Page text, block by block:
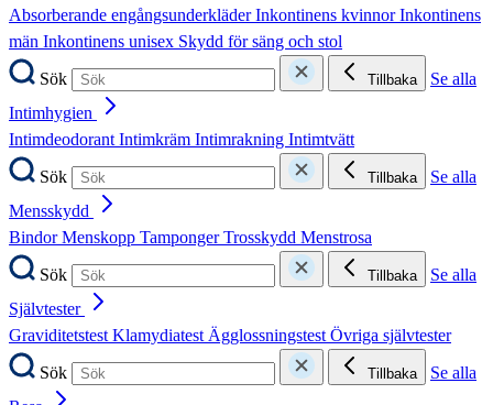
Absorberande engångsunderkläderInkontinens kvinnorInkontinens
män Inkontinens unisex Skydd för säng och stol
Sök
Tillbaka
Se alla
Intimhygien
IntimdeodorantIntimkräm Intimrakning Intimtvätt
Sök
Tillbaka
Se alla
Mensskydd
BindorMenskopp TampongerTrosskydd Menstrosa
Sök
Tillbaka
Se alla
Självtester
GraviditetstestKlamydiatestÄgglossningstestÖvriga självtester
Sök
Tillbaka
Se alla